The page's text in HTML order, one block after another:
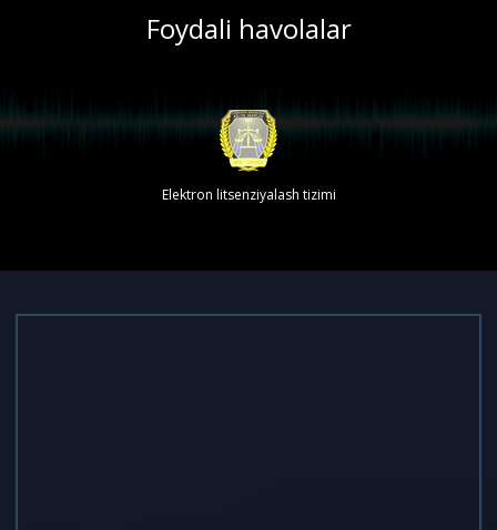
Foydali havolalar
Elektron litsenziyalash tizimi